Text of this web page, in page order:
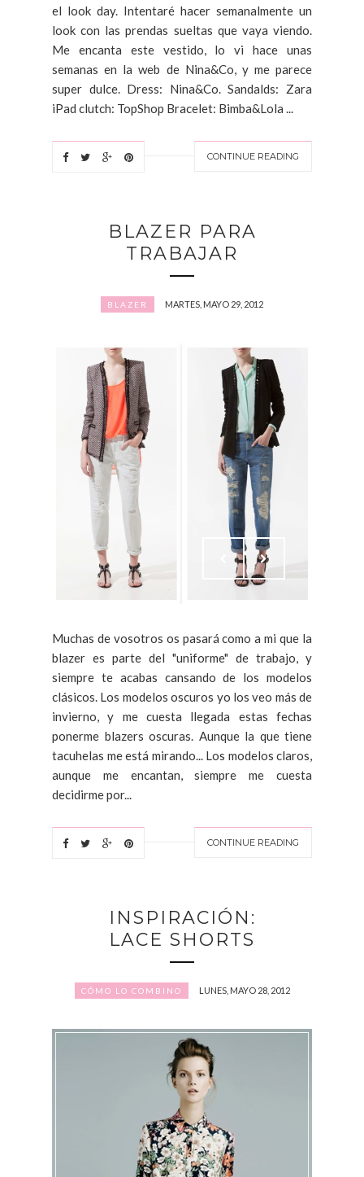
el look day. Intentaré hacer semanalmente un
look con las prendas sueltas que vaya viendo.
Me encanta este vestido, lo vi hace unas
semanas en la web de Nina&Co, y me parece
super dulce. Dress: Nina&Co. Sandalds: Zara
iPad clutch: TopShop Bracelet: Bimba&Lola ...
CONTINUE READING
BLAZER PARA
TRABAJAR
BLAZER MARTES, MAYO 29, 2012
Muchas de vosotros os pasará como a mi que la
blazer es parte del "uniforme" de trabajo, y
siempre te acabas cansando de los modelos
clásicos. Los modelos oscuros yo los veo más de
invierno, y me cuesta llegada estas fechas
ponerme blazers oscuras. Aunque la que tiene
tacuhelas me está mirando... Los modelos claros,
aunque me encantan, siempre me cuesta
decidirme por...
CONTINUE READING
INSPIRACIÓN:
LACE SHORTS
CÓMO LO COMBINO LUNES, MAYO 28, 2012